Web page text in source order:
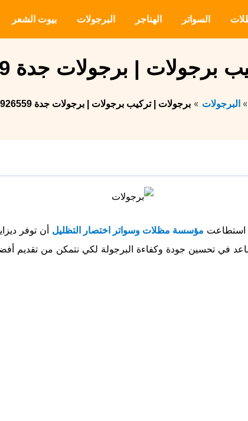
السواتر الهناجر البرجولات بيوت الشعر
| برجولات جدة 0559926559
البرجولات برجولات | تركيب برجولات | برجولات جدة 0559926559
استطاعت مؤسسة مظلات وسواتر اختصار التظليل أن توفر
في تحسين جودة وكفاءة البرجولة لكي نتمكن من تقديم